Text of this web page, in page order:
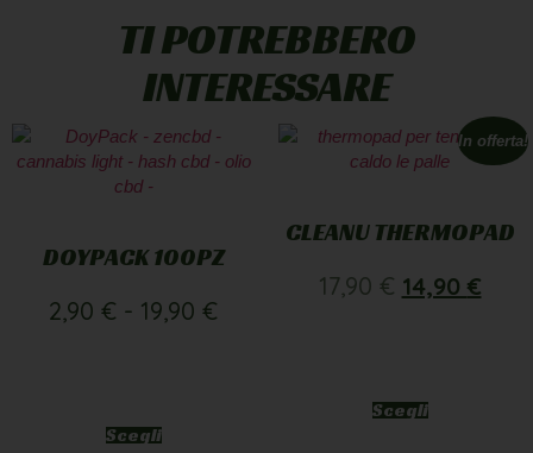
TI POTREBBERO
INTERESSARE
DOYPACK 100PZ
2,90 € - 19,90 €
Scegli
In offerta!
CLEANU THERMOPAD
17,90 € 14,90 €
Scegli